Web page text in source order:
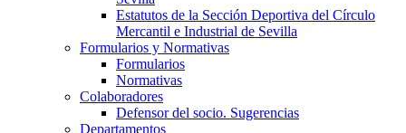
Estatutos de la Sección Deportiva del Círculo
Mercantil e Industrial de Sevilla
Formularios y Normativas
Formularios
Normativas
Colaboradores
Defensor del socio. Sugerencias
Departamentos